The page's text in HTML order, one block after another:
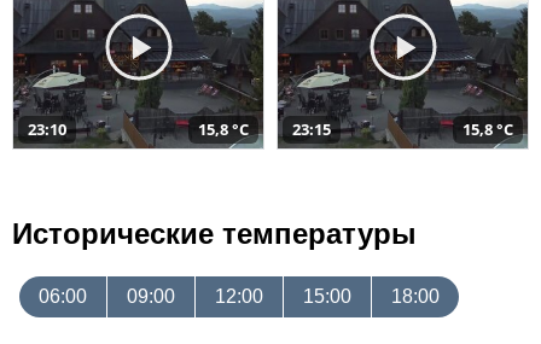
23:10 15,8 °C 23:15 15,8 °C
Исторические температуры
06:00 09:00 12:00 15:00 18:00